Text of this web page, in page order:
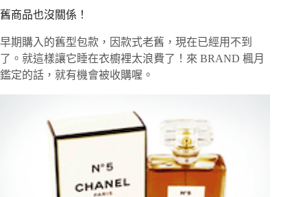
舊商品也沒關係！
早期購入的舊型包款，因款式老舊，現在已經用不到
了。就這樣讓它睡在衣櫥裡太浪費了！來 BRAND 楓月
鑑定的話，就有機會被收購喔。